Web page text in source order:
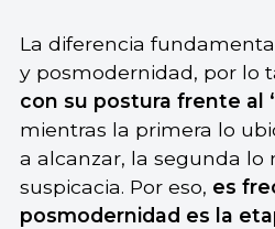
La diferencia
y posmodernidad, por lo
con su postura frente al
mientras la primera lo
a alcanzar, la segunda lo
suspicacia. Por eso, es
posmodernidad es la